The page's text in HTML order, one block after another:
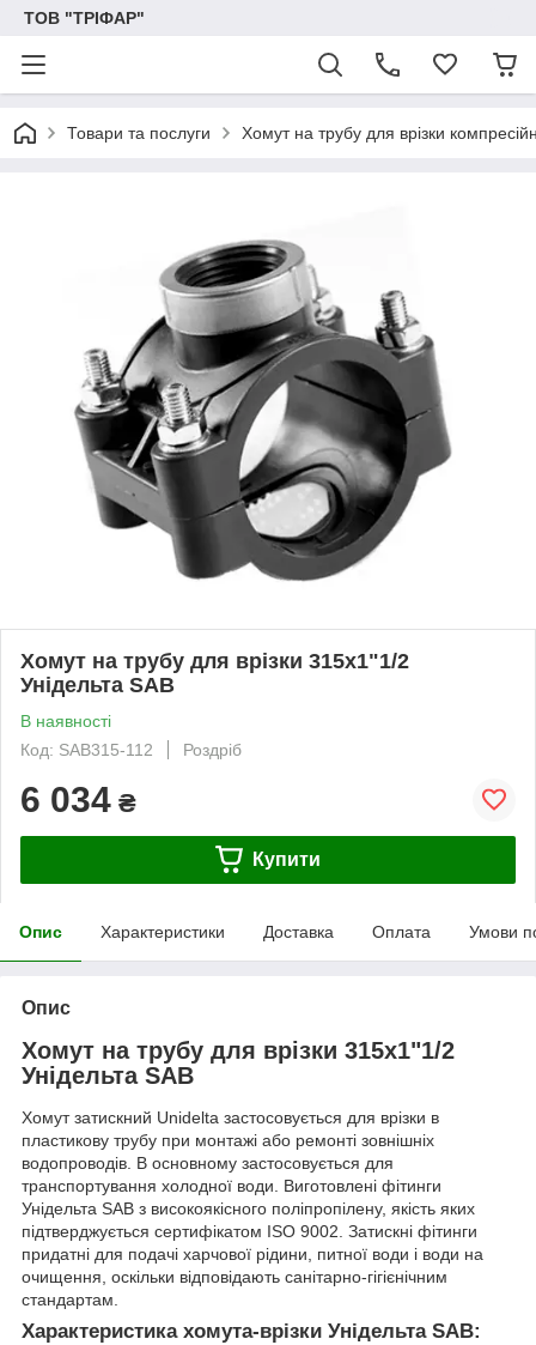
ТОВ "ТРІФАР"
Товари та послуги Хомут на трубу для врізки
Хомут на трубу для врізки 315х1"1/2
Унідельта SAB
В наявності
Код: SAB315-112
Роздріб
6 034 ₴
Купити
Опис Характеристики Доставка Оплата Умови
Опис
Хомут на трубу для врізки 315х1"1/2
Унідельта SAB
Хомут затискний Unidelta застосовується для врізки в
пластикову трубу при монтажі або ремонті зовнішніх
водопроводів. В основному застосовується для
транспортування холодної води. Виготовлені фітинги
Унідельта SAB з високоякісного поліпропілену, якість яких
підтверджується сертифікатом ISO 9002. Затискні фітинги
придатні для подачі харчової рідини, питної води і води на
очищення, оскільки відповідають санітарно-гігієнічним
стандартам.
Характеристика хомута-врізки Унідельта SAB: